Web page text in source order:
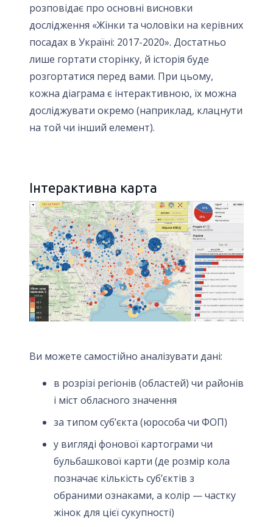
розповідає про основні висновки
дослідження «Жінки та чоловіки на керівних
посадах в Україні: 2017-2020». Достатньо
лише гортати сторінку, й історія буде
розгортатися перед вами. При цьому,
кожна діаграма є інтерактивною, їх можна
досліджувати окремо (наприклад, клацнути
на той чи інший елемент).
Інтерактивна карта
Ви можете самостійно аналізувати дані:
в розрізі регіонів (областей) чи районів
і міст обласного значення
за типом суб’єкта (юрособа чи ФОП)
у вигляді фонової картограми чи
бульбашкової карти (де розмір кола
позначає кількість суб’єктів з
обраними ознаками, а колір — частку
жінок для цієї сукупності)